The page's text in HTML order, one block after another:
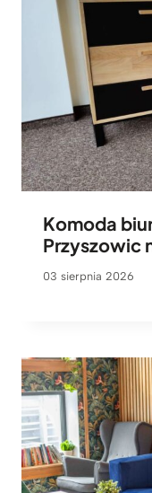
Komoda
Przyszowic
03 sierpnia 2026